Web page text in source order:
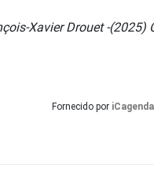
Xavier Drouet -
Fornecido por iCagenda